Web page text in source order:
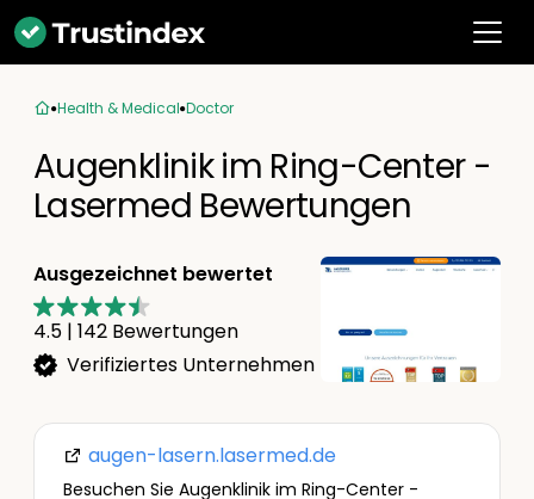
Health & Medical Doctor
Augenklinik im Ring-Center -
Lasermed Bewertungen
Ausgezeichnet bewertet
4.5 | 142 Bewertungen
Verifiziertes Unternehmen
augen-lasern.lasermed.de
Besuchen Sie Augenklinik im Ring-Center -